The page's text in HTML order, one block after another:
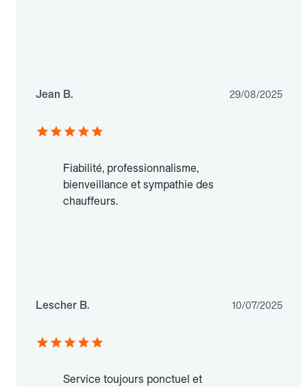
Jean B. 29/08/2025
Fiabilité, professionnalisme,
bienveillance et sympathie des
chauffeurs.
Lescher B. 10/07/2025
Service toujours ponctuel et